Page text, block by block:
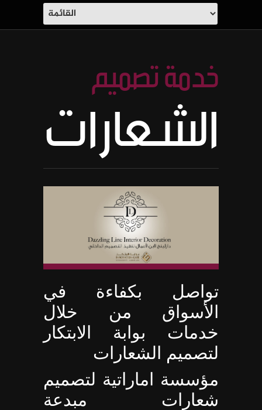
خدمة تصميم
الشعارات
تواصل بكفاءة في
الأسواق من خلال
خدمات بوابة الابتكار
لتصميم الشعارات
مؤسسة اماراتية لتصميم
شعارات مبدعة